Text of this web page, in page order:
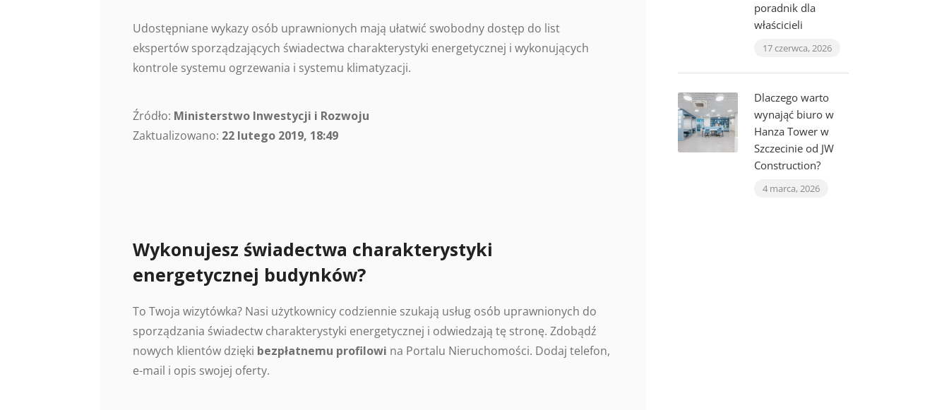
Udostępniane wykazy osób uprawnionych mają ułatwić swobodny dostęp do list
ekspertów sporządzających świadectwa charakterystyki energetycznej i wykonujących
kontrole systemu ogrzewania i systemu klimatyzacji.
Źródło: Ministerstwo Inwestycji i Rozwoju
Zaktualizowano: 22 lutego 2019, 18:49
Wykonujesz świadectwa charakterystyki
energetycznej budynków?
To Twoja wizytówka? Nasi użytkownicy codziennie szukają usług osób uprawnionych do
sporządzania świadectw charakterystyki energetycznej i odwiedzają tę stronę. Zdobądź
nowych klientów dzięki bezpłatnemu profilowi na Portalu Nieruchomości. Dodaj telefon,
e-mail i opis swojej oferty.
poradnik dla
właścicieli
17 czerwca, 2026
Dlaczego warto
wynająć biuro w
Hanza Tower w
Szczecinie od JW
Construction?
4 marca, 2026